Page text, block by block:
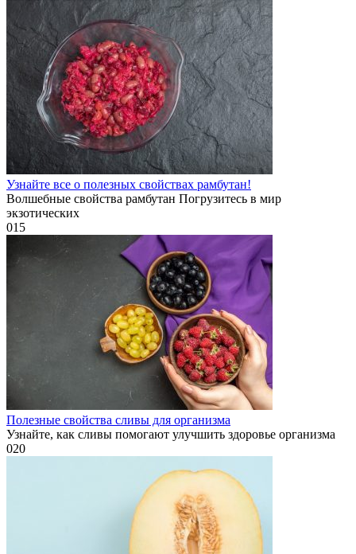
Узнайте все о полезных свойствах рамбутан!
Волшебные свойства рамбутан Погрузитесь в мир
экзотических
015
Полезные свойства сливы для организма
Узнайте, как сливы помогают улучшить здоровье организма
020